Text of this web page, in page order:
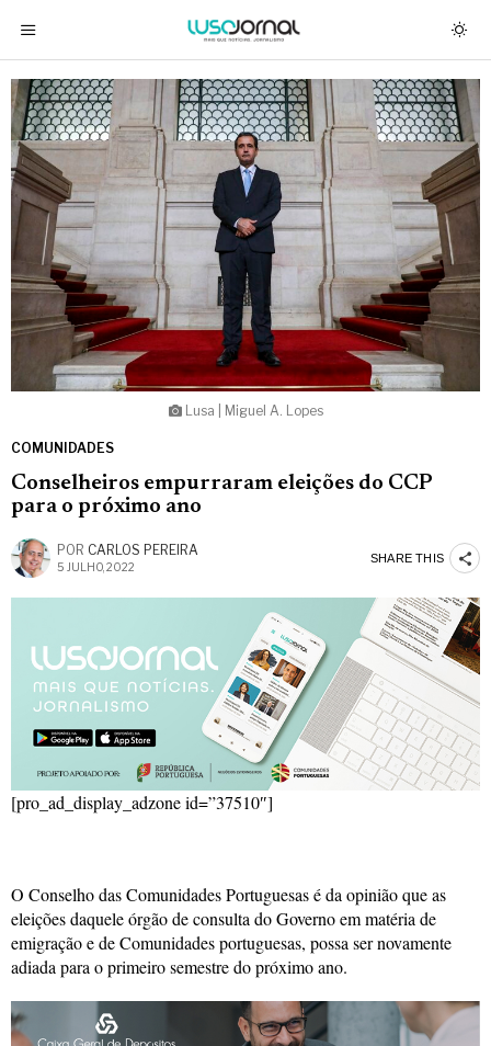
Lusa | Miguel A. Lopes
COMUNIDADES
Conselheiros empurraram eleições do CCP
para o próximo ano
POR CARLOS PEREIRA
5 JULHO, 2022
SHARE THIS
[pro_ad_display_adzone id=”37510″]
O Conselho das Comunidades Portuguesas é da opinião que as
eleições daquele órgão de consulta do Governo em matéria de
emigração e de Comunidades portuguesas, possa ser novamente
adiada para o primeiro semestre do próximo ano.